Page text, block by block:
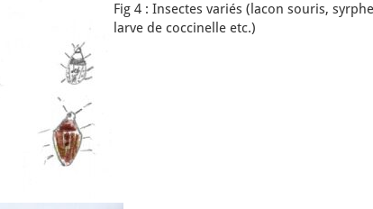
Fig 4 : Insectes variés (lacon souris,
larve de coccinelle etc.)